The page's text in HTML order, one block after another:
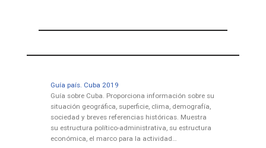
Guía país. Cuba 2019
Guía sobre Cuba. Proporciona información sobre su
situación geográfica, superficie, clima, demografía,
sociedad y breves referencias históricas. Muestra
su estructura político-administrativa, su estructura
económica, el marco para la actividad…